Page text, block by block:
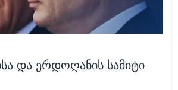
და ერდოღანის სამიტი